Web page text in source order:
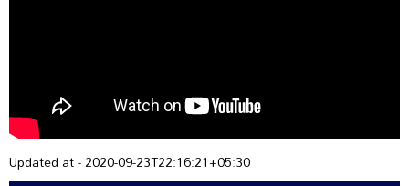
Updated at - 2020-09-23T22:16:21+05:30